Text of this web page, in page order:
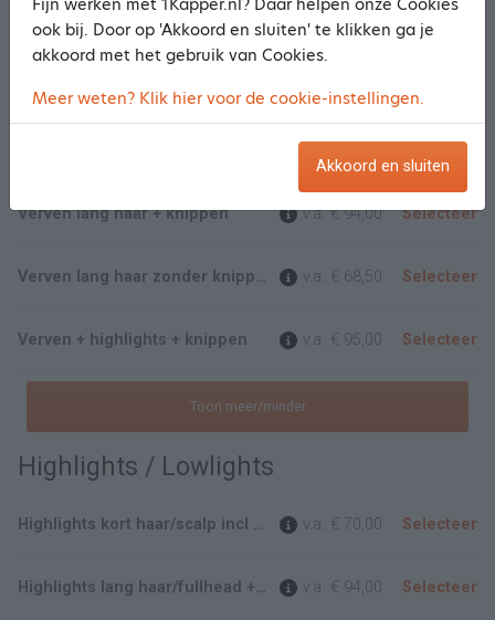
Verven
Uitgroei kleuren + knippen € 75,00
Selecteer
Verven lang haar + knippen v.a. € 94,00 Selecteer
Verven lang haar zonder knippen v.a. € 68,50 Selecteer
Verven + highlights + knippen v.a. € 95,00 Selecteer
Toon meer/minder
Highlights / Lowlights
Highlights kort haar/scalp incl knippen v.a. € 70,00 Selecteer
Highlights lang haar/fullhead + knippen v.a. € 94,00 Selecteer
ook bij. Door op 'Akkoord en sluiten' te klikken ga je
akkoord met het gebruik van Cookies.
Meer weten? Klik hier voor de cookie-instellingen.
Akkoord en sluiten